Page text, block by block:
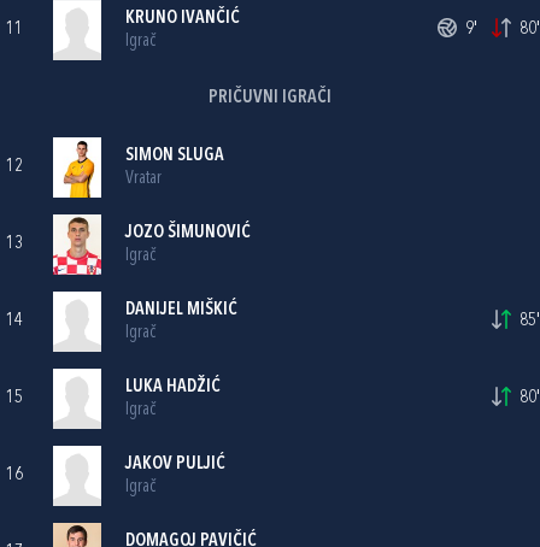
11
KRUNO IVANČIĆ
Igrač
9' 80'
PRIČUVNI IGRAČI
12
SIMON SLUGA
Vratar
13
JOZO ŠIMUNOVIĆ
Igrač
14
DANIJEL MIŠKIĆ
Igrač
85'
15
LUKA HADŽIĆ
Igrač
80'
16
JAKOV PULJIĆ
Igrač
DOMAGOJ PAVIČIĆ